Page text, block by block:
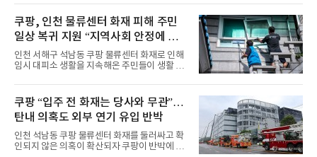
유료 회원 고객을 대상으로 5% 추가 할인 또는
바우처 1매 추가
이야기를 담은 인형 극장 콘셉트의 공간 ‘앰버드
시어터(Ambird Theater)’를 새롭게 선보인
다”고 밝혔다.앰배서더 서울 풀만 호텔은 로비
한편에 마련된 앰버드 존을 통해 앰버드의 세계
관을 소개해왔다. 앰버드 존은 앰버드가 우주여
행 중 수집한 다양한 굿즈를 전시한 '앰버드 플래
닛(Ambird Planet)과 계절별 플라워 연출로 사
라 극장을 모티브로 한 데코레이션으로 구성됐
다. 무대 공간 및 티켓 박스
쿠팡, 인천 물류센터 화재 피해 주민
일상 복귀 지원 “지역사회 안정에 총
력”
인천 서해구 석남동 쿠팡 물류센터 화재로 인해
임시 대피소 생활을 지속해온 주민들이 생활 터
필먼트서비스(CFS)가 지난 28일부터 화재 피해
주민을 대상으로 전문 출장 청소서비스 지원에
나섬으로써 본격적인 지역사회 복구 작업이 시
작된 것이다.대피소 주민 중심 청소 접수, 첫날
부터 2가구 지원 완료CFS는 신현초등학교, 신
현북초등학교, 신현여자중학교 등 인천 서해구
관내 임시 대피소 3곳에서 체류해온 화재 피해
쿠팡 “입주 전 화재는 당사와 무관”…
탄내 의혹도 외부 연기 유입 반박
인천 석남동 쿠팡 물류센터 화재를 둘러싸고 확
인되지 않은 의혹이 확산되자 쿠팡이 반박에 나